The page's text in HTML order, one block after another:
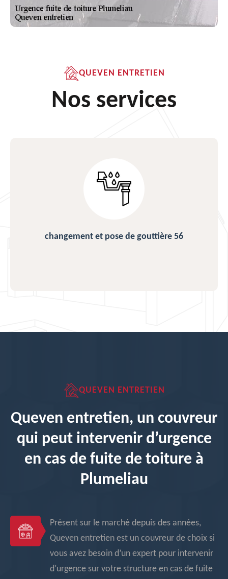
QUEVEN ENTRETIEN
Nos services
changement et pose de gouttière 56
QUEVEN ENTRETIEN
Queven entretien, un couvreur
qui peut intervenir d’urgence
en cas de fuite de toiture à
Plumeliau
Présent sur le marché depuis des années,
Queven entretien est un couvreur de choix si
vous avez besoin d’un expert pour intervenir
d’urgence sur votre structure en cas de fuite